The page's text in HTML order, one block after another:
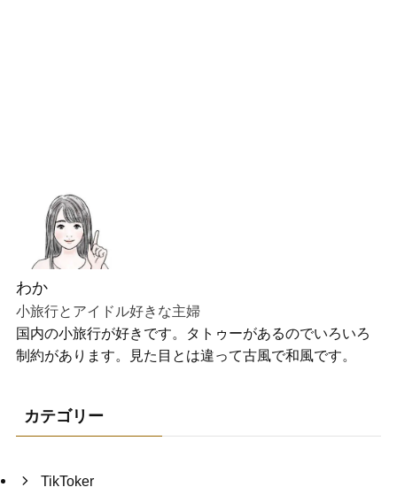
わか
小旅行とアイドル好きな主婦
国内の小旅行が好きです。タトゥーがあるのでいろいろ
制約があります。見た目とは違って古風で和風です。
カテゴリー
TikToker